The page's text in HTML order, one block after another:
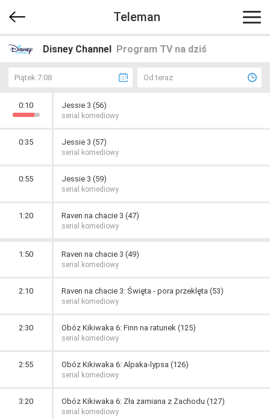
Teleman
Disney Channel Program TV na dziś
Piątek 7.08 Od teraz
0:10 Jessie 3 (56)
serial komediowy
0:35 Jessie 3 (57)
serial komediowy
0:55 Jessie 3 (59)
serial komediowy
1:20 Raven na chacie 3 (47)
serial komediowy
1:50 Raven na chacie 3 (49)
serial komediowy
2:10 Raven na chacie 3: Święta - pora przeklęta (53)
serial komediowy
2:30 Obóz Kikiwaka 6: Finn na ratunek (125)
serial komediowy
2:55 Obóz Kikiwaka 6: Alpaka-lypsa (126)
serial komediowy
3:20 Obóz Kikiwaka 6: Zła zamiana z Zachodu (127)
serial komediowy